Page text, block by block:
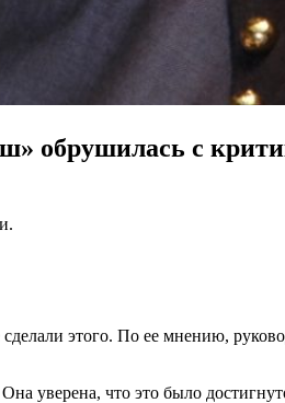
обрушилась с
этого. По ее мнению,
уверена, что это было